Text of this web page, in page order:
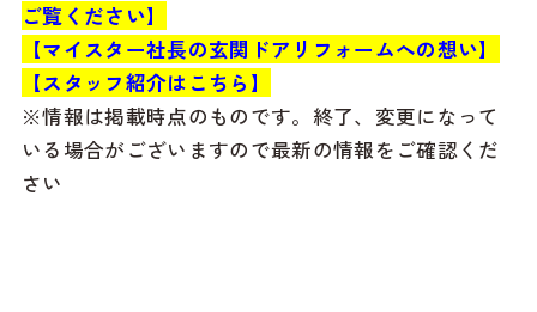
ご覧ください】
【マイスター社長の玄関ドアリフォームへの想い】
【スタッフ紹介はこちら】
※情報は掲載時点のものです。終了、変更になって
いる場合がございますので最新の情報をご確認くだ
さい